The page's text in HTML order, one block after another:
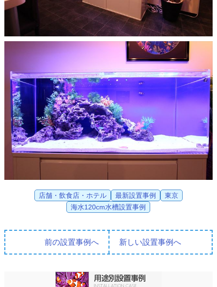
店舗・飲食店・ホテル 最新設置事例
東京
海水120cm水槽設置事例
前の設置事例へ 新しい設置事例へ